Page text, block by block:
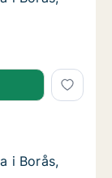
i Borås,
i Borås, Norrby
Norrby
i Borås, Norrby
i Borås,